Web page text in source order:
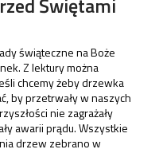
świąteczne na Boże
Z lektury można
chcemy żeby drzewka
by przetrwały w naszych
nie zagrażały
awarii prądu. Wszystkie
drzew zebrano w